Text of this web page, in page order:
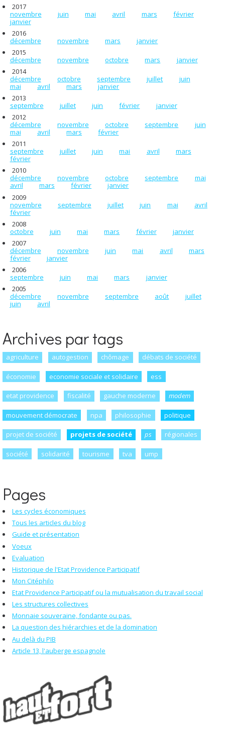
2017
novembre
juin mai avril mars
février
janvier
2016
décembre
novembre mars
janvier
2015
décembre
novembre octobre mars
janvier
2014
décembre
octobre septembre juillet
juin
mai
avril mars
janvier
2013
septembre
juillet juin février
janvier
2012
décembre
novembre octobre septembre
juin
mai
avril mars
février
2011
septembre
juillet juin mai avril
mars
février
2010
décembre
novembre octobre septembre
mai
avril
mars février
janvier
2009
novembre
septembre juillet juin mai
avril
février
2008
octobre
juin mai mars février
janvier
2007
décembre
novembre juin mai avril
mars
février
janvier
2006
septembre
juin mai mars
janvier
2005
décembre
novembre septembre août
juillet
juin
avril
Archives par tags
agriculture autogestion chômage débats de société
économie economie sociale et solidaire ess
etat providence fiscalité gauche moderne modem
mouvement démocrate npa philosophie politique
projet de société projets de société ps régionales
société solidarité tourisme tva ump
Pages
Les cycles économiques
Tous les articles du blog
Guide et présentation
Voeux
Evaluation
Historique de l'Etat Providence Participatif
Mon Citéphilo
Etat Providence Participatif ou la mutualisation du travail social
Les structures collectives
Monnaie souveraine, fondante ou pas.
La question des hiérarchies et de la domination
Au delà du PIB
Article 13, l'auberge espagnole